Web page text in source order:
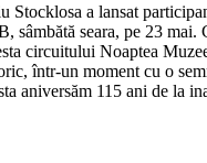
Stocklosa a lansat
sâmbătă seara, pe 23 mai.
circuitului Noaptea
într-un moment cu o
aniversăm 115 ani de la